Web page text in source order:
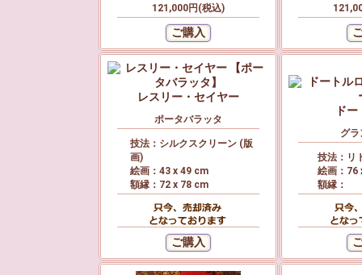
121,000円(税込)
レスリー・セイヤー
ポータバラッタ
技法：シルクスクリーン (版
画)
絵画：43 x 49 cm
額縁：72 x 78 cm
ド
グラ
技法：リ
絵画：76
額縁：